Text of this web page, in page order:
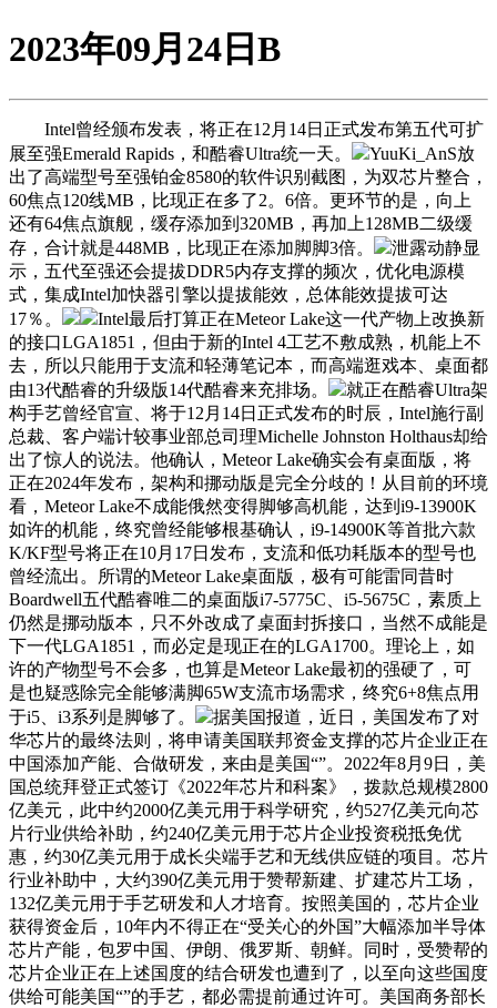
2023年09月24日B
Intel曾经颁布发表，将正在12月14日正式发布第五代可扩
展至强Emerald Rapids，和酷睿Ultra统一天。
YuuKi_AnS放
出了高端型号至强铂金8580的软件识别截图，为双芯片整合，
60焦点120线MB，比现正在多了2。6倍。更环节的是，向上
还有64焦点旗舰，缓存添加到320MB，再加上128MB二级缓
存，合计就是448MB，比现正在添加脚脚3倍。
泄露动静显
示，五代至强还会提拔DDR5内存支撑的频次，优化电源模
式，集成Intel加快器引擎以提拔能效，总体能效提拔可达
17％。
Intel最后打算正在Meteor Lake这一代产物上改换新
的接口LGA1851，但由于新的Intel 4工艺不敷成熟，机能上不
去，所以只能用于支流和轻薄笔记本，而高端逛戏本、桌面都
由13代酷睿的升级版14代酷睿来充排场。
就正在酷睿Ultra架
构手艺曾经官宣、将于12月14日正式发布的时辰，Intel施行副
总裁、客户端计较事业部总司理Michelle Johnston Holthaus却给
出了惊人的说法。他确认，Meteor Lake确实会有桌面版，将
正在2024年发布，架构和挪动版是完全分歧的！从目前的环境
看，Meteor Lake不成能俄然变得脚够高机能，达到i9-13900K
如许的机能，终究曾经能够根基确认，i9-14900K等首批六款
K/KF型号将正在10月17日发布，支流和低功耗版本的型号也
曾经流出。所谓的Meteor Lake桌面版，极有可能雷同昔时
Boardwell五代酷睿唯二的桌面版i7-5775C、i5-5675C，素质上
仍然是挪动版本，只不外改成了桌面封拆接口，当然不成能是
下一代LGA1851，而必定是现正在的LGA1700。理论上，如
许的产物型号不会多，也算是Meteor Lake最初的强硬了，可
是也疑惑除完全能够满脚65W支流市场需求，终究6+8焦点用
于i5、i3系列是脚够了。
据美国报道，近日，美国发布了对
华芯片的最终法则，将申请美国联邦资金支撑的芯片企业正在
中国添加产能、合做研发，来由是美国“”。2022年8月9日，美
国总统拜登正式签订《2022年芯片和科案》，拨款总规模2800
亿美元，此中约2000亿美元用于科学研究，约527亿美元向芯
片行业供给补助，约240亿美元用于芯片企业投资税抵免优
惠，约30亿美元用于成长尖端手艺和无线供应链的项目。芯片
行业补助中，大约390亿美元用于赞帮新建、扩建芯片工场，
132亿美元用于手艺研发和人才培育。按照美国的，芯片企业
获得资金后，10年内不得正在“受关心的外国”大幅添加半导体
芯片产能，包罗中国、伊朗、俄罗斯、朝鲜。同时，受赞帮的
芯片企业正在上述国度的结合研发也遭到了，以至向这些国度
供给可能美国“”的手艺，都必需提前通过许可。美国商务部长